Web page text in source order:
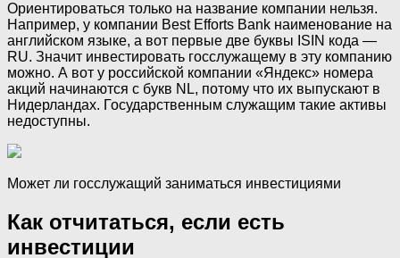
Ориентироваться только на название компании нельзя.
Например, у компании Best Efforts Bank наименование на
английском языке, а вот первые две буквы ISIN кода —
RU. Значит инвестировать госслужащему в эту компанию
можно. А вот у российской компании «Яндекс» номера
акций начинаются с букв NL, потому что их выпускают в
Нидерландах. Государственным служащим такие активы
недоступны.
Может ли госслужащий заниматься инвестициями
Как отчитаться, если есть
инвестиции